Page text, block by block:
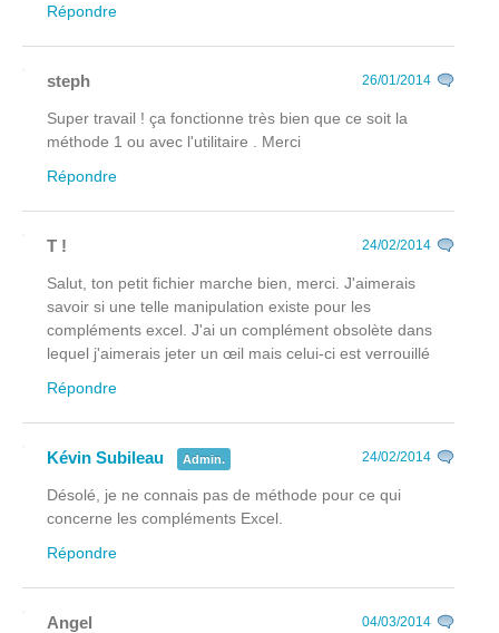
Répondre
steph 26/01/2014
Super travail ! ça fonctionne très bien que ce soit la
méthode 1 ou avec l'utilitaire . Merci
Répondre
T ! 24/02/2014
Salut, ton petit fichier marche bien, merci. J'aimerais
savoir si une telle manipulation existe pour les
compléments excel. J'ai un complément obsolète dans
lequel j'aimerais jeter un œil mais celui-ci est verrouillé
Répondre
Kévin Subileau Admin. 24/02/2014
Désolé, je ne connais pas de méthode pour ce qui
concerne les compléments Excel.
Répondre
Angel 04/03/2014